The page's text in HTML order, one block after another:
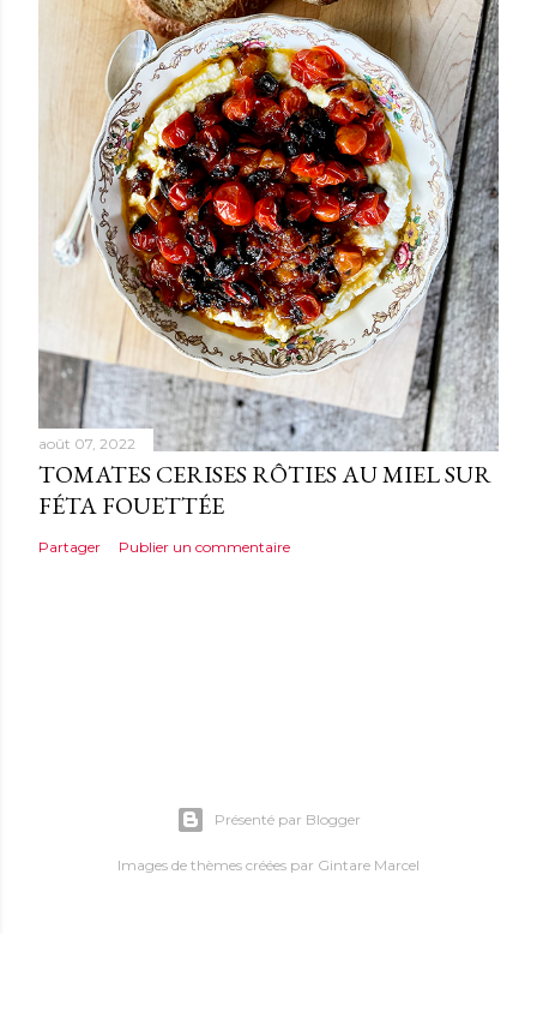
août 07, 2022
TOMATES CERISES RÔTIES AU MIEL SUR
FÉTA FOUETTÉE
Partager Publier un commentaire
Présenté par Blogger
Images de thèmes créées par Gintare Marcel